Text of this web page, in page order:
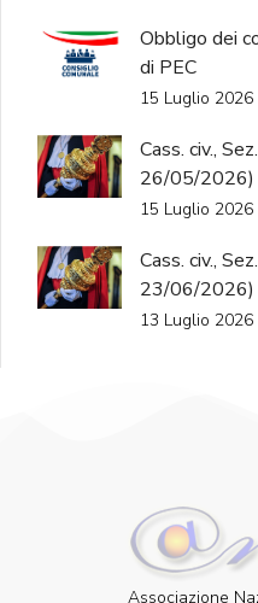
Obbligo dei
di PEC
15 Luglio 2026
Cass. civ.,
26/05/
15 Luglio 2026
Cass. civ.,
23/06/
13 Luglio 2026
Associazione